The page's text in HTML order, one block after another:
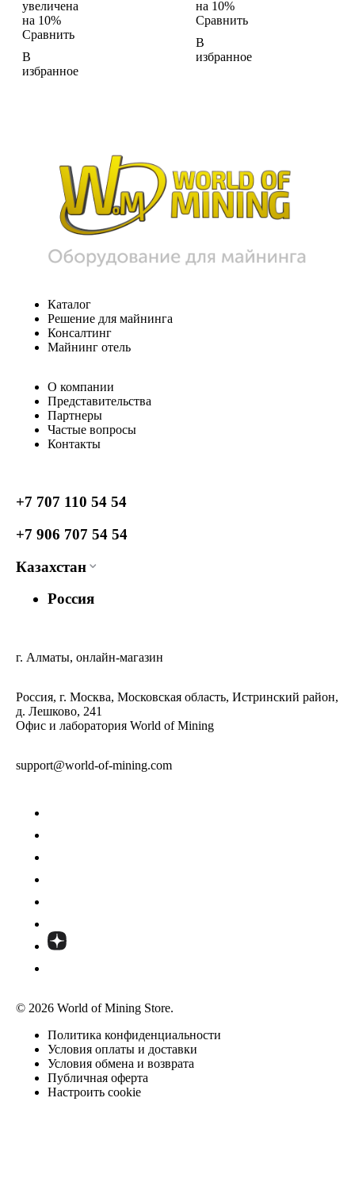
увеличена
на 10%
Сравнить
В
избранное
на 10%
Сравнить
В
избранное
Каталог
Решение для майнинга
Консалтинг
Майнинг отель
О компании
Представительства
Партнеры
Частые вопросы
Контакты
+7 707 110 54 54
+7 906 707 54 54
Казахстан
Россия
г. Алматы, онлайн-магазин
Россия, г. Москва, Московская область, Истринский район,
д. Лешково, 241
Офис и лаборатория World of Mining
support@world-of-mining.com
© 2026 World of Mining Store.
Политика конфиденциальности
Условия оплаты и доставки
Условия обмена и возврата
Публичная оферта
Настроить cookie